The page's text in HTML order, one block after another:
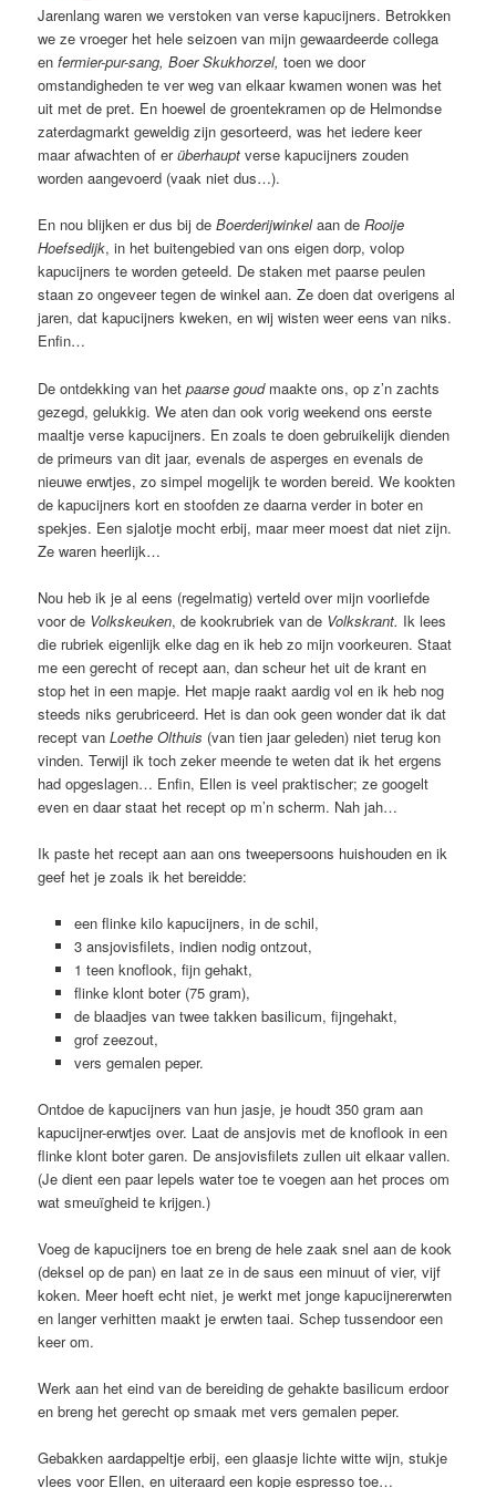
Jarenlang waren we verstoken van verse kapucijners. Betrokken
we ze vroeger het hele seizoen van mijn gewaardeerde collega
enfermier-pur-sang, Boer Skukhorzel,toen we door
omstandigheden te ver weg van elkaar kwamen wonen was het
uit met de pret. En hoewel de groentekramen op de Helmondse
zaterdagmarkt geweldig zijn gesorteerd, was het iedere keer
maar afwachten of erüberhaupt verse kapucijners zouden
worden aangevoerd (vaak niet dus…).
En nou blijken er dus bij deBoerderijwinkelaan deRooije
Hoefsedijk, in het buitengebied van ons eigen dorp, volop
kapucijners te worden geteeld. De staken met paarse peulen
staan zo ongeveer tegen de winkel aan. Ze doen dat overigens al
jaren, dat kapucijners kweken, en wij wisten weer eens van niks.
Enfin…
De ontdekking van hetpaarse goudmaakte ons, op z’n zachts
gezegd, gelukkig. We aten dan ook vorig weekend ons eerste
maaltje verse kapucijners. En zoals te doen gebruikelijk dienden
de primeurs van dit jaar, evenals de asperges en evenals de
nieuwe erwtjes, zo simpel mogelijk te worden bereid. We kookten
de kapucijners kort en stoofden ze daarna verder in boter en
spekjes. Een sjalotje mocht erbij, maar meer moest dat niet zijn.
Ze waren heerlijk…
Nou heb ik je al eens (regelmatig) verteld over mijn voorliefde
voor de Volkskeuken, de kookrubriek van de Volkskrant. Ik lees
die rubriek eigenlijk elke dag en ik heb zo mijn voorkeuren. Staat
me een gerecht of recept aan, dan scheur het uit de krant en
stop het in een mapje. Het mapje raakt aardig vol en ik heb nog
steeds niks gerubriceerd. Het is dan ook geen wonder dat ik dat
recept van Loethe Olthuis (van tien jaar geleden) niet terug kon
vinden. Terwijl ik toch zeker meende te weten dat ik het ergens
had opgeslagen… Enfin, Ellen is veel praktischer; ze googelt
even en daar staat het recept op m’n scherm. Nah jah…
Ik paste het recept aan aan ons tweepersoons huishouden en ik
geef het je zoals ik het bereidde:
een flinke kilo kapucijners, in de schil,
3 ansjovisfilets, indien nodig ontzout,
1 teen knoflook, fijn gehakt,
flinke klont boter (75 gram),
de blaadjes van twee takken basilicum, fijngehakt,
grof zeezout,
vers gemalen peper.
Ontdoe de kapucijners van hun jasje, je houdt 350 gram aan
kapucijner-erwtjes over. Laat de ansjovis met de knoflook in een
flinke klont boter garen. De ansjovisfilets zullen uit elkaar vallen.
(Je dient een paar lepels water toe te voegen aan het proces om
wat smeuïgheid te krijgen.)
Voeg de kapucijners toe en breng de hele zaak snel aan de kook
(deksel op de pan) en laat ze in de saus een minuut of vier, vijf
koken. Meer hoeft echt niet, je werkt met jonge kapucijnererwten
en langer verhitten maakt je erwten taai. Schep tussendoor een
keer om.
Werk aan het eind van de bereiding de gehakte basilicum erdoor
en breng het gerecht op smaak met vers gemalen peper.
Gebakken aardappeltje erbij, een glaasje lichte witte wijn, stukje
vlees voor Ellen, en uiteraard een kopje espresso toe…